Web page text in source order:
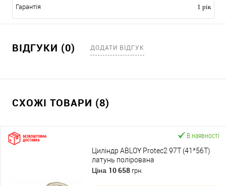
Гарантія 1 рік
ВІДГУКИ (0) ДОДАТИ ВІДГУК
СХОЖІ ТОВАРИ (8)
В наявності
Циліндр ABLOY Protec2 97T (41*56T)
латунь полірована
Ціна 10 658 грн.